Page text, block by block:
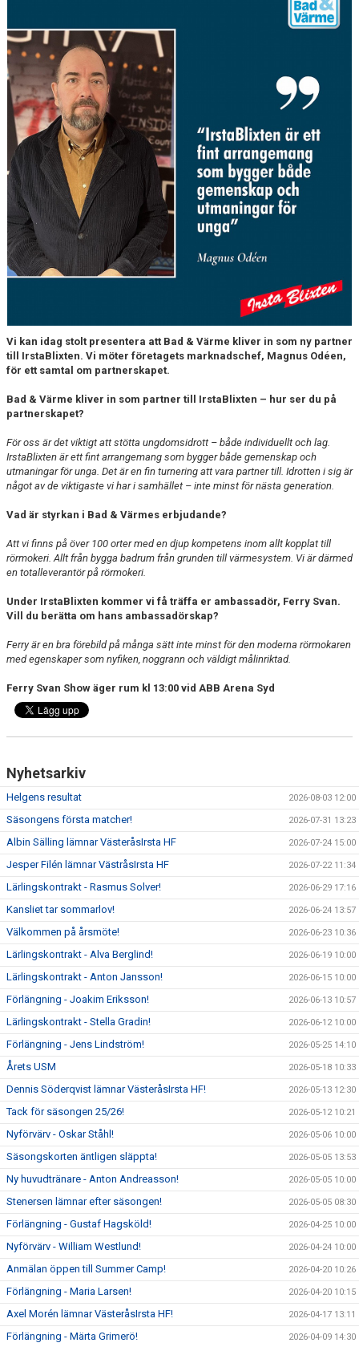
Vi kan idag stolt presentera att Bad & Värme kliver in som ny partner
till IrstaBlixten. Vi möter företagets marknadschef, Magnus Odéen,
för ett samtal om partnerskapet.
Bad & Värme kliver in som partner till IrstaBlixten – hur ser du på
partnerskapet?
För oss är det viktigt att stötta ungdomsidrott – både individuellt och lag.
IrstaBlixten är ett fint arrangemang som bygger både gemenskap och
utmaningar för unga. Det är en fin turnering att vara partner till. Idrotten i sig är
något av de viktigaste vi har i samhället – inte minst för nästa generation.
Vad är styrkan i Bad & Värmes erbjudande?
Att vi finns på över 100 orter med en djup kompetens inom allt kopplat till
rörmokeri. Allt från bygga badrum från grunden till värmesystem. Vi är därmed
en totalleverantör på rörmokeri.
Under IrstaBlixten kommer vi få träffa er ambassadör, Ferry Svan.
Vill du berätta om hans ambassadörskap?
Ferry är en bra förebild på många sätt inte minst för den moderna rörmokaren
med egenskaper som nyfiken, noggrann och väldigt målinriktad.
Ferry Svan Show äger rum kl 13:00 vid ABB Arena Syd
Nyhetsarkiv
Helgens resultat 2026-08-03 12:00
Säsongens första matcher! 2026-07-31 13:23
Albin Sälling lämnar VästeråsIrsta HF 2026-07-24 15:00
Jesper Filén lämnar VästråsIrsta HF 2026-07-22 11:34
Lärlingskontrakt - Rasmus Solver! 2026-06-29 17:16
Kansliet tar sommarlov! 2026-06-24 13:57
Välkommen på årsmöte! 2026-06-23 10:36
Lärlingskontrakt - Alva Berglind! 2026-06-19 10:00
Lärlingskontrakt - Anton Jansson! 2026-06-15 10:00
Förlängning - Joakim Eriksson! 2026-06-13 10:57
Lärlingskontrakt - Stella Gradin! 2026-06-12 10:00
Förlängning - Jens Lindström! 2026-05-25 14:10
Årets USM 2026-05-18 10:33
Dennis Söderqvist lämnar VästeråsIrsta HF! 2026-05-13 12:30
Tack för säsongen 25/26! 2026-05-12 10:21
Nyförvärv - Oskar Ståhl! 2026-05-06 10:00
Säsongskorten äntligen släppta! 2026-05-05 13:53
Ny huvudtränare - Anton Andreasson! 2026-05-05 10:00
Stenersen lämnar efter säsongen! 2026-05-05 08:30
Förlängning - Gustaf Hagsköld! 2026-04-25 10:00
Nyförvärv - William Westlund! 2026-04-24 10:00
Anmälan öppen till Summer Camp! 2026-04-20 10:26
Förlängning - Maria Larsen! 2026-04-20 10:15
Axel Morén lämnar VästeråsIrsta HF! 2026-04-17 13:11
Förlängning - Märta Grimerö! 2026-04-09 14:30